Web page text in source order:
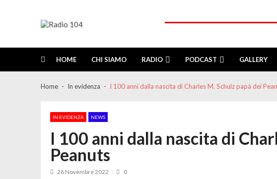
HOME CHI SIAMO RADIO PODCAST GALLERY
Home In evidenza I 100 anni dalla nascita di Charles M. Schulz papà dei
IN EVIDENZA NEWS
I 100 anni dalla nascita di
Peanuts
26 Novembre 2022 0